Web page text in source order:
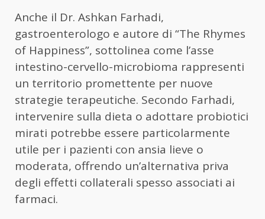
Anche il Dr. Ashkan Farhadi,
gastroenterologo e autore di “The Rhymes
of Happiness”, sottolinea come l’asse
intestino-cervello-microbioma rappresenti
un territorio promettente per nuove
strategie terapeutiche. Secondo Farhadi,
intervenire sulla dieta o adottare probiotici
mirati potrebbe essere particolarmente
utile per i pazienti con ansia lieve o
moderata, offrendo un’alternativa priva
degli effetti collaterali spesso associati ai
farmaci.